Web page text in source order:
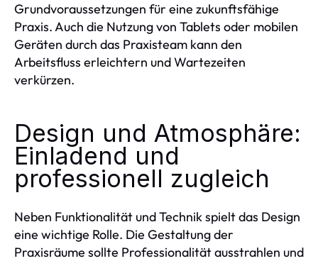
Grundvoraussetzungen für eine zukunftsfähige
Praxis. Auch die Nutzung von Tablets oder mobilen
Geräten durch das Praxisteam kann den
Arbeitsfluss erleichtern und Wartezeiten
verkürzen.
Design und Atmosphäre:
Einladend und
professionell zugleich
Neben Funktionalität und Technik spielt das Design
eine wichtige Rolle. Die Gestaltung der
Praxisräume sollte Professionalität ausstrahlen und